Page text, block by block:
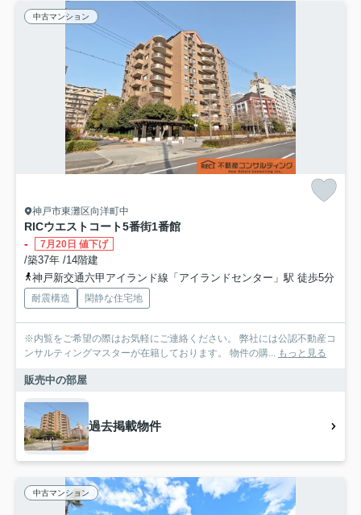
中古マンション
神戸市東灘区向洋町中
RICウエストコート5番街1番館
-
7月20日 値下げ
/築37年 /14階建
神戸新交通六甲アイランド線「アイランドセンター」駅 徒歩5分
耐震構造 閑静な住宅地
※内覧をご希望の際はお気軽にご連絡ください。 弊社には公認不動産コ
ンサルティングマスターが在籍しております。 物件の購... もっと見る
販売中の部屋
過去掲載物件
中古マンション